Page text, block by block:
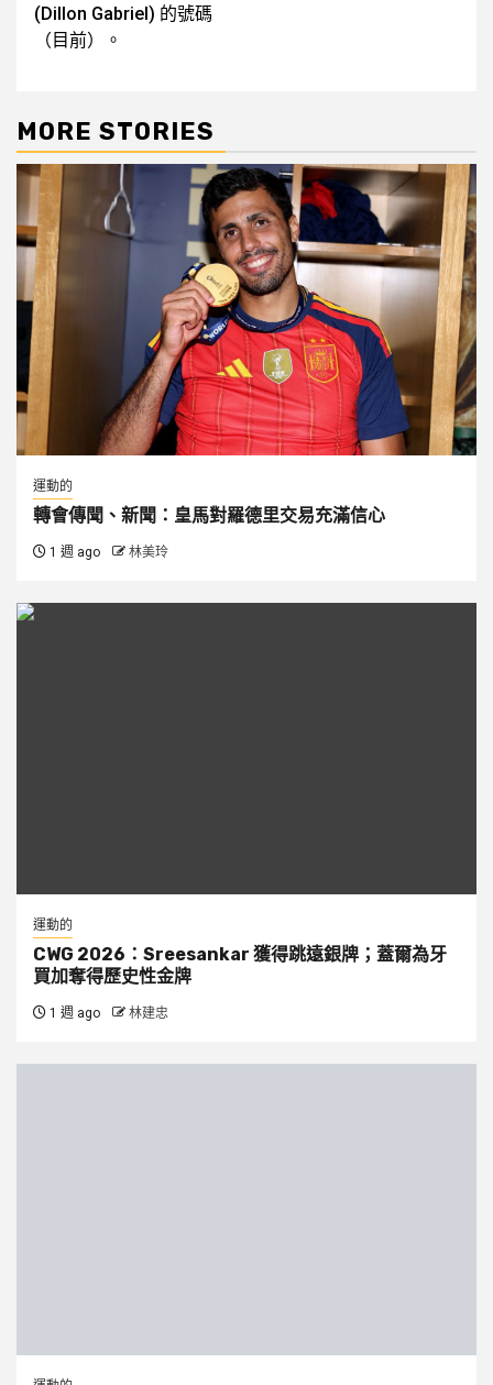
(Dillon Gabriel) 的號碼
（目前）。
MORE STORIES
運動的
轉會傳聞、新聞：皇馬對羅德里交易充滿信心
1 週 ago 林美玲
運動的
CWG 2026：Sreesankar 獲得跳遠銀牌；蓋爾為牙
買加奪得歷史性金牌
1 週 ago 林建忠